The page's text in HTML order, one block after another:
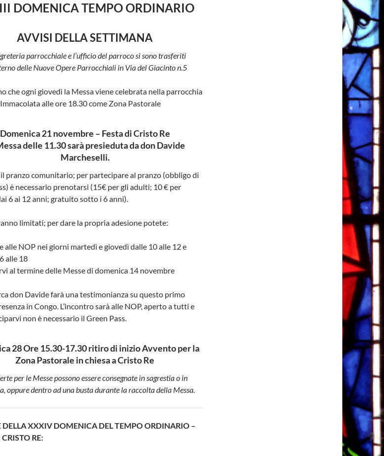
DOMENICA TEMPO ORDINARIO
AVVISI DELLA SETTIMANA
parrocchiale e l’ufficio del parroco si sono trasferiti
delle Nuove Opere Parrocchiali in Via del Giacinto n.5
che ogni giovedì la Messa viene celebrata nella parrocchia
alle ore 18.30 come Zona Pastorale
Domenica 21 novembre – Festa di Cristo Re
delle 11.30 sarà presieduta da don Davide
Marcheselli.
pranzo comunitario; per partecipare al pranzo (obbligo di
è necessario prenotarsi (15€ per gli adulti; 10 € per
6 ai 12 anni; gratuito sotto i 6 anni).
limitati; per dare la propria adesione potete:
alle NOP nei giorni martedì e giovedì dalle 10 alle 12 e
alle 18
al termine delle Messe di domenica 14 novembre
don Davide farà una testimonianza su questo primo
in Congo. L’incontro sarà alle NOP, aperto a tutti e
non è necessario il Green Pass.
28 Ore 15.30-17.30 ritiro di inizio Avvento per la
Zona Pastorale in chiesa a Cristo Re
per le Messe possono essere consegnate in sagrestia o in
oppure dentro ad una busta durante la raccolta della Messa.
DELLA XXXIV DOMENICA DEL TEMPO ORDINARIO –
RE: